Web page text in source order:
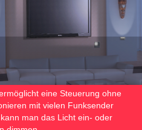
eine Steuerung ohne
mit vielen Funksender
man das Licht ein- oder